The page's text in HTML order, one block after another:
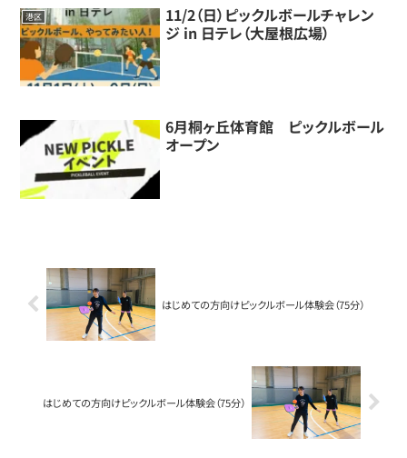
港区
11/2（日）ピックルボールチャレン
ジ in 日テレ（大屋根広場）
6月桐ヶ丘体育館 ピックルボール
オープン
はじめての方向けピックルボール体験会（75分）
はじめての方向けピックルボール体験会（75分）